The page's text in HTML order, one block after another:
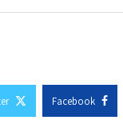
Facebook